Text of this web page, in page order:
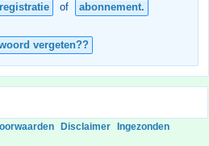
registratie of abonnement.
vergeten??
Disclaimer Ingezonden